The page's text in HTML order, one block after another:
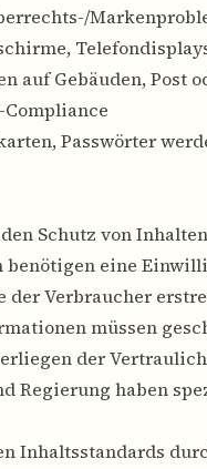
auf Gebäuden, Post
Passwörter
Schutz von
benötigen eine
der Verbraucher
müssen
der
Regierung haben
Inhaltsstandards